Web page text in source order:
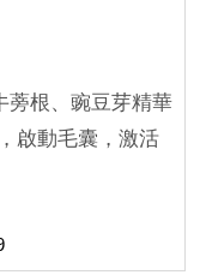
蒡根、豌豆芽精華
啟動毛囊，激活